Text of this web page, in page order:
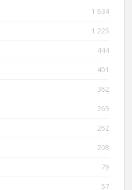
1 634
1 225
444
401
362
269
262
208
79
57